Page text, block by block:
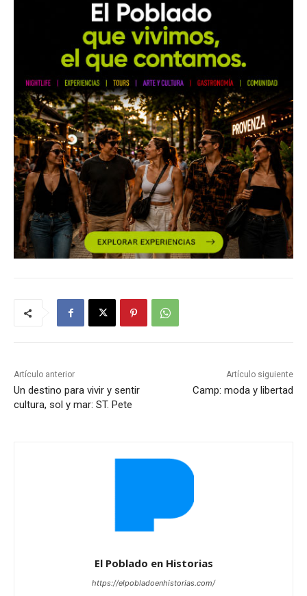
Artículo anterior
Un destino para vivir y sentir
cultura, sol y mar: ST. Pete
Artículo siguiente
Camp: moda y libertad
El Poblado en Historias
https://elpobladoenhistorias.com/